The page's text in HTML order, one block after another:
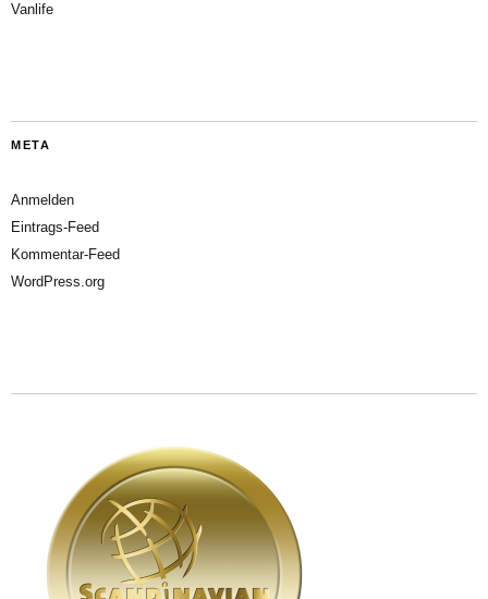
Vanlife
META
Anmelden
Eintrags-Feed
Kommentar-Feed
WordPress.org